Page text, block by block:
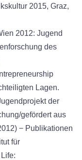
2015, Graz,
2012: Jugend
des
Lagen.
der
gefördert aus
− Publikationen
für